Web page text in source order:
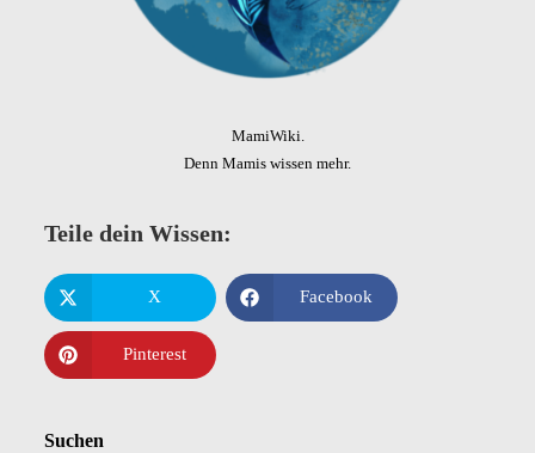
MamiWiki.
Denn Mamis wissen mehr.
Teile dein Wissen:
X Facebook
Pinterest
Suchen